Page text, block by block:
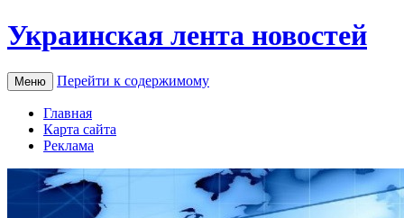
Украинская лента новостей
Меню Перейти к содержимому
Главная
Карта сайта
Реклама